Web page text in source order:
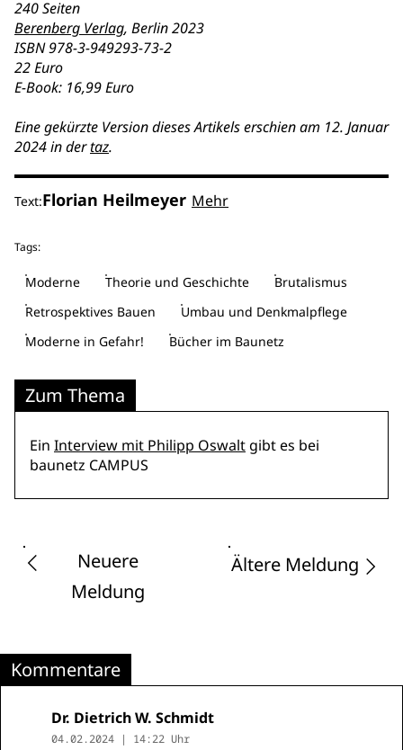
240 Seiten
Berenberg Verlag, Berlin 2023
ISBN 978-3-949293-73-2
22 Euro
E-Book: 16,99 Euro
Eine gekürzte Version dieses Artikels erschien am 12. Januar
2024 in dertaz.
Text:Florian Heilmeyer Mehr
Tags:
Moderne Theorie und Geschichte
Brutalismus
Retrospektives Bauen
Umbau und Denkmalpflege
Moderne in Gefahr!
Bücher im Baunetz
Zum Thema
Ein Interview mit Philipp Oswalt gibt es bei
baunetz CAMPUS
Neuere
Meldung
Ältere Meldung
Kommentare
Dr. Dietrich W. Schmidt
04.02.2024 | 14:22 Uhr